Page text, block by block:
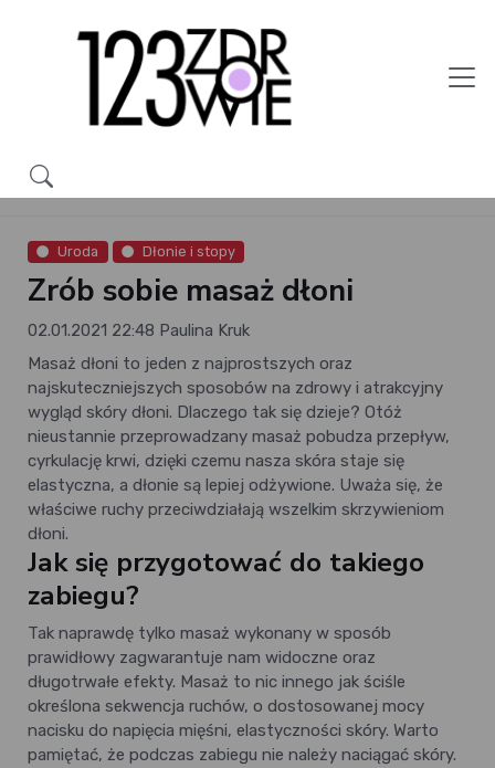
Uroda Dłonie i stopy
Zrób sobie masaż dłoni
02.01.2021 22:48 Paulina Kruk
Masaż dłoni to jeden z najprostszych oraz
najskuteczniejszych sposobów na zdrowy i atrakcyjny
wygląd skóry dłoni. Dlaczego tak się dzieje? Otóż
nieustannie przeprowadzany masaż pobudza przepływ,
cyrkulację krwi, dzięki czemu nasza skóra staje się
elastyczna, a dłonie są lepiej odżywione. Uważa się, że
właściwe ruchy przeciwdziałają wszelkim skrzywieniom
dłoni.
Jak się przygotować do takiego
zabiegu?
Tak naprawdę tylko masaż wykonany w sposób
prawidłowy zagwarantuje nam widoczne oraz
długotrwałe efekty. Masaż to nic innego jak ściśle
określona sekwencja ruchów, o dostosowanej mocy
nacisku do napięcia mięśni, elastyczności skóry. Warto
pamiętać, że podczas zabiegu nie należy naciągać skóry.